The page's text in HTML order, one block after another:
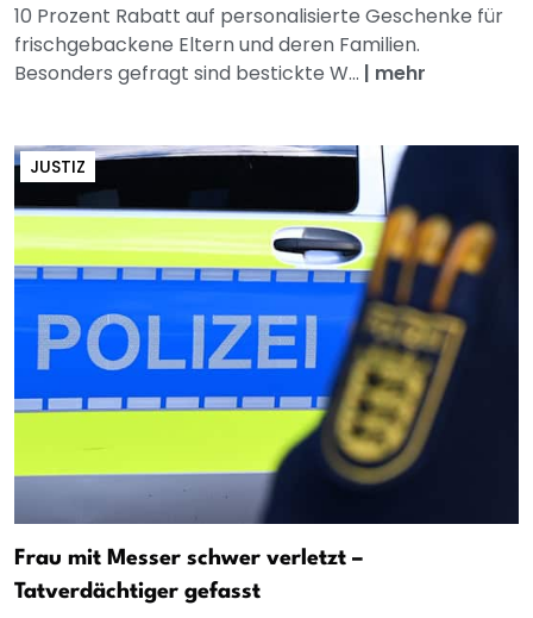
10 Prozent Rabatt auf personalisierte Geschenke für
frischgebackene Eltern und deren Familien.
Besonders gefragt sind bestickte W... | mehr
JUSTIZ
Frau mit Messer schwer verletzt –
Tatverdächtiger gefasst